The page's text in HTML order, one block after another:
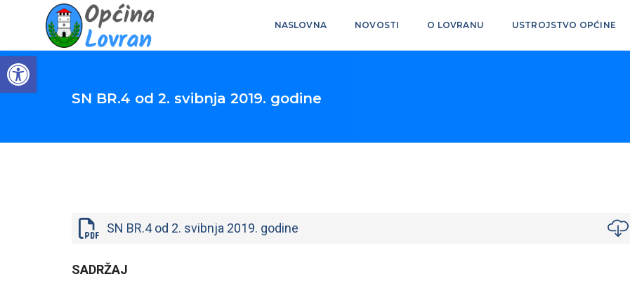
Open toolbar
NASLOVNA NOVOSTI O LOVRANU USTROJSTVO OPĆINE
SN BR.4 od 2. svibnja 2019. godine
SN BR.4 od 2. svibnja 2019. godine
SADRŽAJ